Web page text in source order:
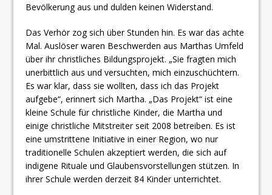
Bevölkerung aus und dulden keinen Widerstand.
Das Verhör zog sich über Stunden hin. Es war das achte
Mal. Auslöser waren Beschwerden aus Marthas Umfeld
über ihr christliches Bildungsprojekt. „Sie fragten mich
unerbittlich aus und versuchten, mich einzuschüchtern.
Es war klar, dass sie wollten, dass ich das Projekt
aufgebe“, erinnert sich Martha. „Das Projekt“ ist eine
kleine Schule für christliche Kinder, die Martha und
einige christliche Mitstreiter seit 2008 betreiben. Es ist
eine umstrittene Initiative in einer Region, wo nur
traditionelle Schulen akzeptiert werden, die sich auf
indigene Rituale und Glaubensvorstellungen stützen. In
ihrer Schule werden derzeit 84 Kinder unterrichtet.